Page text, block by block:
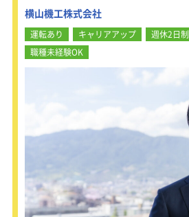
横山機工株式会社
運転あり キャリアアップ 週休2日制
職種未経験OK